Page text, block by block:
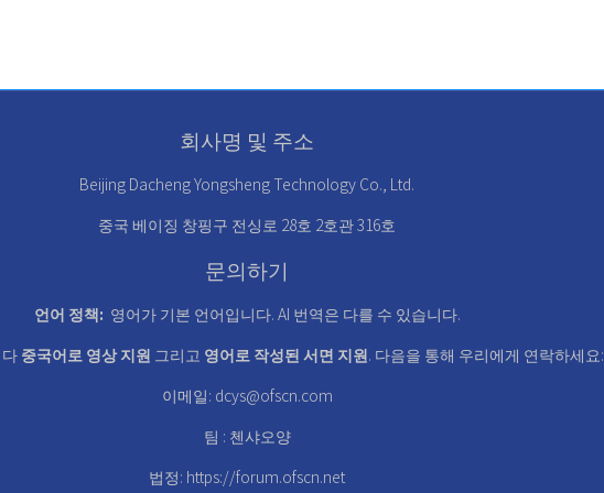
회사명 및 주소
Beijing Dacheng Yongsheng Technology Co., Ltd.
중국 베이징 창핑구 전싱로 28호 2호관 316호
문의하기
언어 정책: 영어가 기본 언어입니다. AI 번역은 다를 수 있습니다.
중국어로 영상 지원 그리고 영어로 작성된 서면 지원. 다음을 통해 우리에게 연락하세요:
이메일: dcys@ofscn.com
팀 : 첸샤오양
법정: https://forum.ofscn.net